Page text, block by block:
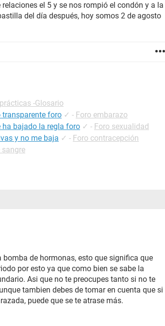
el 5 y se nos rompió el condón y a la
del día después, hoy somos 2 de agosto
-Glosario
foro ✓ - Foro embarazo
bajado la regla foro ✓ - Foro sexualidad
y no me baja ✓ - Foro contracepción
de hormonas, esto que significa que
por esto ya que como bien se sabe la
Asi que no te preocupes tanto si no te
tambien debes de tomar en cuenta que si
puede que se te atrase más.